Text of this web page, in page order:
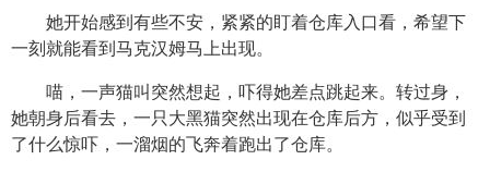
她开始感到有些不安，紧紧的盯着仓库入口看，希望下
一刻就能看到马克汉姆马上出现。
喵，一声猫叫突然想起，吓得她差点跳起来。转过身，
她朝身后看去，一只大黑猫突然出现在仓库后方，似乎受到
了什么惊吓，一溜烟的飞奔着跑出了仓库。